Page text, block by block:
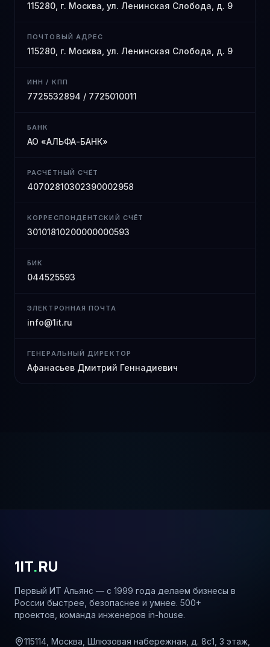
115280, г. Москва, ул. Ленинская Слобода, д. 9
ПОЧТОВЫЙ АДРЕС
115280, г. Москва, ул. Ленинская Слобода, д. 9
ИНН / КПП
7725532894 / 7725010011
БАНК
АО «АЛЬФА-БАНК»
РАСЧЁТНЫЙ СЧЁТ
40702810302390002958
КОРРЕСПОНДЕНТСКИЙ СЧЁТ
30101810200000000593
БИК
044525593
ЭЛЕКТРОННАЯ ПОЧТА
info@1it.ru
ГЕНЕРАЛЬНЫЙ ДИРЕКТОР
Афанасьев Дмитрий Геннадиевич
1IT.RU
Первый ИТ Альянс — с 1999 года делаем бизнесы в
России быстрее, безопаснее и умнее. 500+
проектов, команда инженеров in-house.
115114, Москва, Шлюзовая набережная, д. 8с1, 3 этаж,